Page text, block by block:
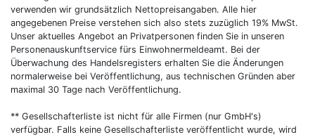
verwenden wir grundsätzlich Nettopreisangaben. Alle hier
angegebenen Preise verstehen sich also stets zuzüglich 19% MwSt.
Unser aktuelles Angebot an Privatpersonen finden Sie in unseren
Personenauskunftservice fürs Einwohnermeldeamt. Bei der
Überwachung des Handelsregisters erhalten Sie die Änderungen
normalerweise bei Veröffentlichung, aus technischen Gründen aber
maximal 30 Tage nach Veröffentlichung.
** Gesellschafterliste ist nicht für alle Firmen (nur GmbH's)
verfügbar. Falls keine Gesellschafterliste veröffentlicht wurde, wird